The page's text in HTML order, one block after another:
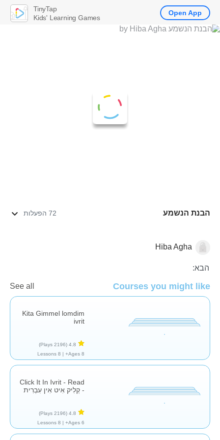
הבנת הנשמע 72 הפעלות
השפה העברית
Hiba Agha
הבא:
Courses you might like
See all
Kita Gimmel lomdim
ivrit
4.8
(2196 Plays)
Ages 8+ |
8 Lessons
Click It In Ivrit - Read
- קְלִיק אִיט אִין עִבְרִית
4.8
(2196 Plays)
Ages 6+ |
8 Lessons
TinyTap
Kids' Learning Games
Open App